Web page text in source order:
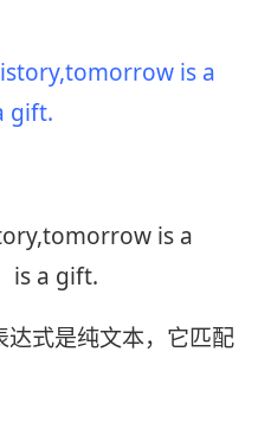
is a
gift.
is a
is a gift.
式是纯文本，它匹配